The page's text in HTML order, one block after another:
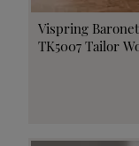
Vispring
TK5007 Tailor